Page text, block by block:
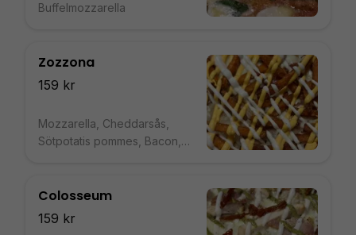
Buffelmozzarella
Zozzona
159 kr
Mozzarella, Cheddarsås,
Sötpotatis pommes, Bacon,
Colosseum
159 kr